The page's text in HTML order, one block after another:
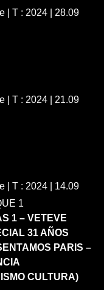
| T : 2024 | 28.09
| T : 2024 | 21.09
| T : 2024 | 14.09
1
1 – VETEVE
31 AÑOS
PARIS –
CULTURA)